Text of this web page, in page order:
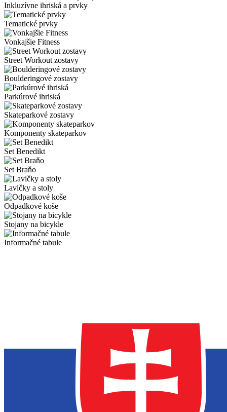
Inkluzívne ihriská a prvky
Tematické prvky
Vonkajšie Fitness
Street Workout zostavy
Boulderingové zostavy
Parkúrové ihriská
Skateparkové zostavy
Komponenty skateparkov
Set Benedikt
Set Braňo
Lavičky a stoly
Odpadkové koše
Stojany na bicykle
Informačné tabule